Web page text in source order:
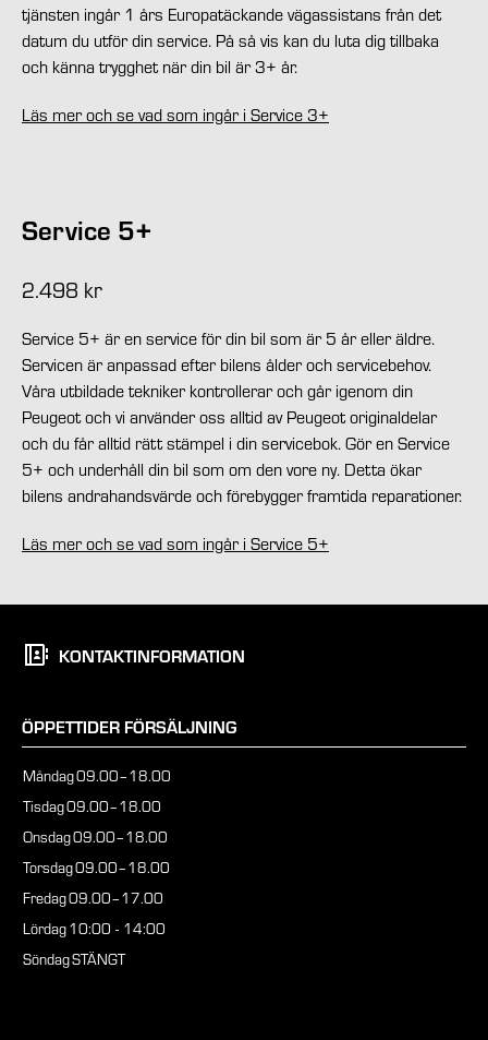
tjänsten ingår 1 års Europatäckande vägassistans från det
datum du utför din service. På så vis kan du luta dig tillbaka
och känna trygghet när din bil är 3+ år.
Läs mer och se vad som ingår i Service 3+
Service 5+
2.498 kr
Service 5+ är en service för din bil som är 5 år eller äldre.
Servicen är anpassad efter bilens ålder och servicebehov.
Våra utbildade tekniker kontrollerar och går igenom din
Peugeot och vi använder oss alltid av Peugeot originaldelar
och du får alltid rätt stämpel i din servicebok. Gör en Service
5+ och underhåll din bil som om den vore ny. Detta ökar
bilens andrahandsvärde och förebygger framtida reparationer.
Läs mer och se vad som ingår i Service 5+
KONTAKTINFORMATION
ÖPPETTIDER FÖRSÄLJNING
Måndag09.00–18.00
Tisdag09.00–18.00
Onsdag09.00–18.00
Torsdag09.00–18.00
Fredag09.00–17.00
Lördag10:00 - 14:00
SöndagSTÄNGT